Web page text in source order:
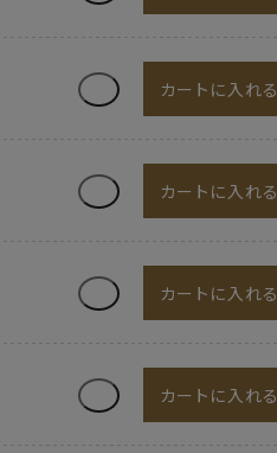
カートに入れる
カートに入れる
カートに入れる
カートに入れる